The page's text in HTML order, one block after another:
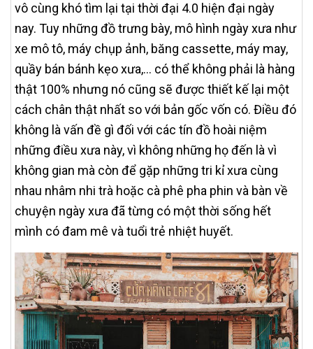
vô cùng khó tìm lại tại thời đại 4.0 hiện đại ngày
nay. Tuy những đồ trưng bày, mô hình ngày xưa như
xe mô tô, máy chụp ảnh, băng cassette, máy may,
quầy bán bánh kẹo xưa,... có thể không phải là hàng
thật 100% nhưng nó cũng sẽ được thiết kế lại một
cách chân thật nhất so với bản gốc vốn có. Điều đó
không là vấn đề gì đối với các tín đồ hoài niệm
những điều xưa này, vì không những họ đến là vì
không gian mà còn để gặp những tri kỉ xưa cùng
nhau nhâm nhi trà hoặc cà phê pha phin và bàn về
chuyện ngày xưa đã từng có một thời sống hết
mình có đam mê và tuổi trẻ nhiệt huyết.